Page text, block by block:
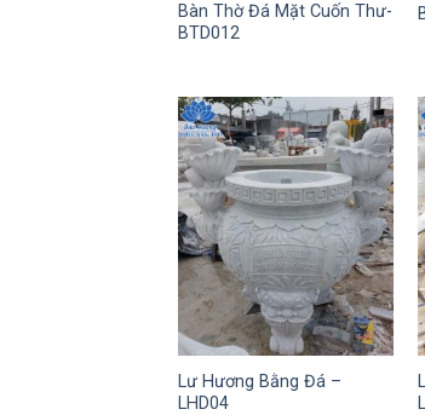
Bàn Thờ Đá Mặt Cuốn Thư-
BTD012
Lư Hương Bằng Đá –
LHD04